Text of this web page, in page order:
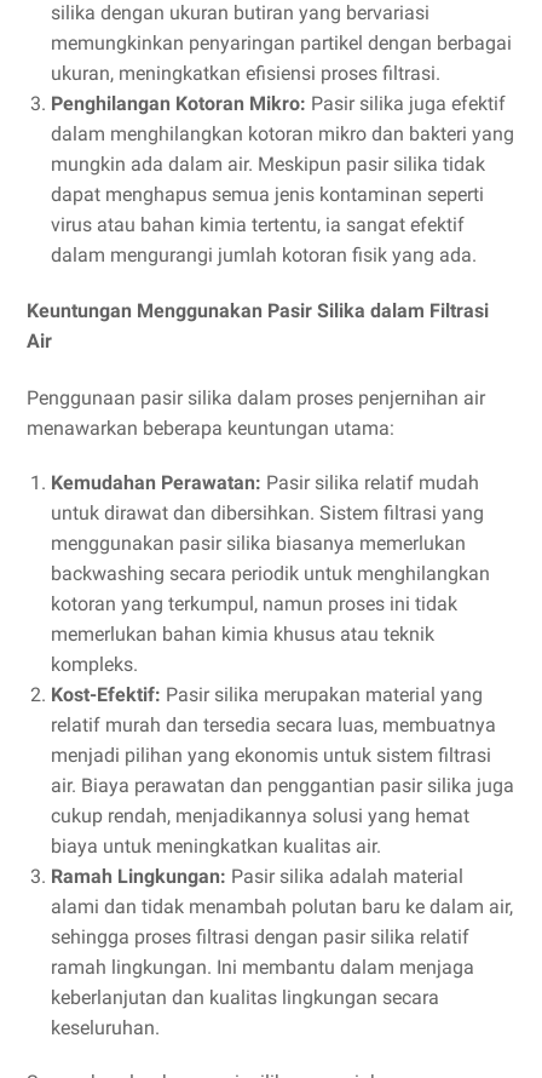
silika dengan ukuran butiran yang bervariasi
memungkinkan penyaringan partikel dengan berbagai
ukuran, meningkatkan efisiensi proses filtrasi.
Penghilangan Kotoran Mikro: Pasir silika juga efektif
dalam menghilangkan kotoran mikro dan bakteri yang
mungkin ada dalam air. Meskipun pasir silika tidak
dapat menghapus semua jenis kontaminan seperti
virus atau bahan kimia tertentu, ia sangat efektif
dalam mengurangi jumlah kotoran fisik yang ada.
Keuntungan Menggunakan Pasir Silika dalam Filtrasi
Air
Penggunaan pasir silika dalam proses penjernihan air
menawarkan beberapa keuntungan utama:
Kemudahan Perawatan: Pasir silika relatif mudah
untuk dirawat dan dibersihkan. Sistem filtrasi yang
menggunakan pasir silika biasanya memerlukan
backwashing secara periodik untuk menghilangkan
kotoran yang terkumpul, namun proses ini tidak
memerlukan bahan kimia khusus atau teknik
kompleks.
Kost-Efektif: Pasir silika merupakan material yang
relatif murah dan tersedia secara luas, membuatnya
menjadi pilihan yang ekonomis untuk sistem filtrasi
air. Biaya perawatan dan penggantian pasir silika juga
cukup rendah, menjadikannya solusi yang hemat
biaya untuk meningkatkan kualitas air.
Ramah Lingkungan: Pasir silika adalah material
alami dan tidak menambah polutan baru ke dalam air,
sehingga proses filtrasi dengan pasir silika relatif
ramah lingkungan. Ini membantu dalam menjaga
keberlanjutan dan kualitas lingkungan secara
keseluruhan.